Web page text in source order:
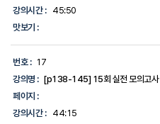
강의시간 :
45:50
맛보기 :
번호 : 17
강의명 : [p138-145] 15회 실전 모의고사
페이지 :
강의시간 :
44:15